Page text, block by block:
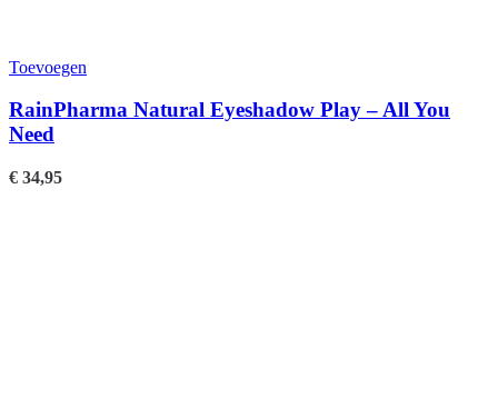
Toevoegen
RainPharma Natural Eyeshadow Play – All You
Need
€ 34,95